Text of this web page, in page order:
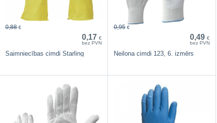
0,17 €
bez PVN
0,88 €
Saimniecības cimdi Starling
0,49 €
bez PVN
0,95 €
Neilona cimdi 123, 6. izmērs